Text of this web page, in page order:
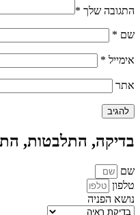
התגובה שלך *
שם *
אימייל *
אתר
בדיקה, התלבטות,
שם
טלפון
נושא הפניה